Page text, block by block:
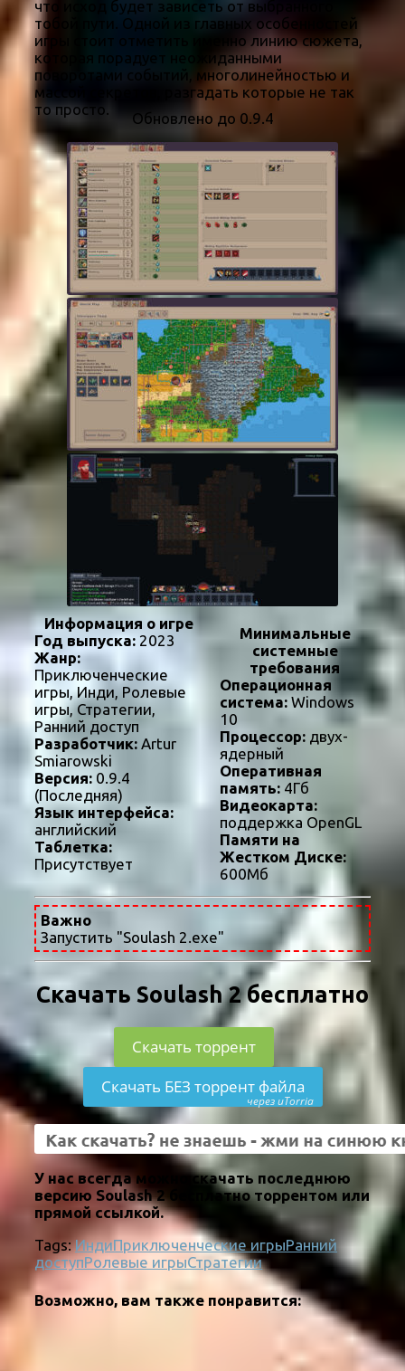
что исход будет зависеть от выбранного
тобой пути. Одной из главных особенностей
игры стоит отметить именно линию сюжета,
которая порадует неожиданными
поворотами событий, многолинейностью и
массой секретов, разгадать которые не так
то просто.
Обновлено до 0.9.4
Информация о игре
Год выпуска: 2023
Жанр:
Приключенческие
игры, Инди, Ролевые
игры, Стратегии,
Ранний доступ
Разработчик: Artur
Smiarowski
Версия: 0.9.4
(Последняя)
Язык интерфейса:
английский
Таблетка:
Присутствует
Минимальные
системные
требования
Операционная
система:Windows
10
Процессор:двух-
ядерный
Оперативная
память:4Гб
Видеокарта:
поддержка OpenGL
Памяти на
Жестком Диске:
600Мб
Важно
Запустить "Soulash 2.exe"
Скачать Soulash 2 бесплатно
Скачать торрент
Скачать БЕЗ торрент файла
через uTorria
У нас всегда можно скачать последнюю
версию Soulash 2 бесплатно торрентом или
прямой ссылкой.
Tags: ИндиПриключенческие игрыРанний
доступРолевые игрыСтратегии
Возможно, вам также понравится: